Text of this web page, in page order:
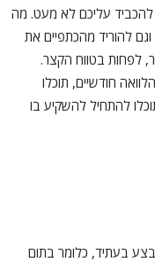
להכביד עליכם לא מעט. מה
להוריד מהכתפיים את
לפחות בטווח הקצר.
חודשיים, תוכלו
להתחיל להשקיע בו
בעתיד, כלומר בתום